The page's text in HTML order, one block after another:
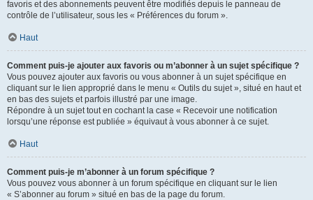
favoris et des abonnements peuvent être modifiés depuis le panneau de
contrôle de l’utilisateur, sous les « Préférences du forum ».
Haut
Comment puis-je ajouter aux favoris ou m’abonner à un sujet spécifique ?
Vous pouvez ajouter aux favoris ou vous abonner à un sujet spécifique en
cliquant sur le lien approprié dans le menu « Outils du sujet », situé en haut et
en bas des sujets et parfois illustré par une image.
Répondre à un sujet tout en cochant la case « Recevoir une notification
lorsqu’une réponse est publiée » équivaut à vous abonner à ce sujet.
Haut
Comment puis-je m’abonner à un forum spécifique ?
Vous pouvez vous abonner à un forum spécifique en cliquant sur le lien
« S’abonner au forum » situé en bas de la page du forum.